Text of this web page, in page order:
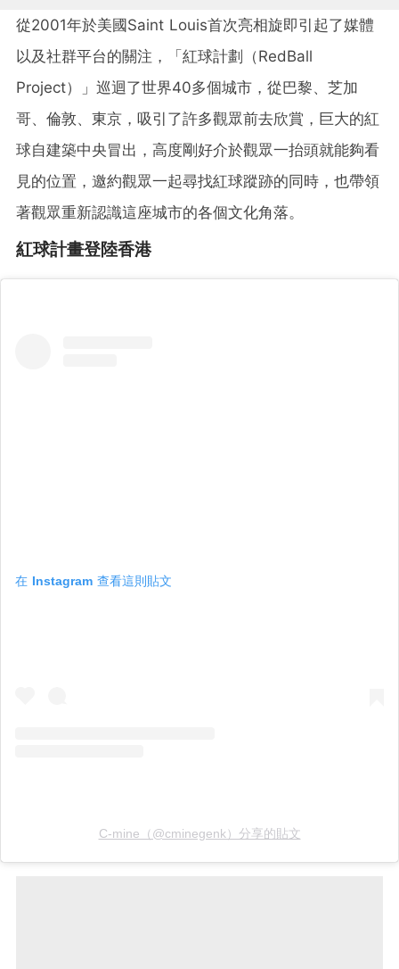
從2001年於美國Saint Louis首次亮相旋即引起了媒體
以及社群平台的關注，「紅球計劃（RedBall
Project）」巡迴了世界40多個城市，從巴黎、芝加
哥、倫敦、東京，吸引了許多觀眾前去欣賞，巨大的紅
球自建築中央冒出，高度剛好介於觀眾一抬頭就能夠看
見的位置，邀約觀眾一起尋找紅球蹤跡的同時，也帶領
著觀眾重新認識這座城市的各個文化角落。
紅球計畫登陸香港
在 Instagram 查看這則貼文
C-mine（@cminegenk）分享的貼文